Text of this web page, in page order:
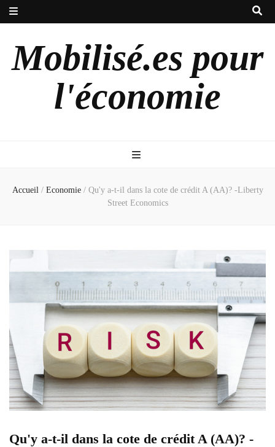
Mobilisé.es pour
l'économie
Accueil / Economie / Qu'y a-t-il dans la cote de crédit A (AA)? -Liberty
Street Economics
Qu'y a-t-il dans la cote de crédit A (AA)? -